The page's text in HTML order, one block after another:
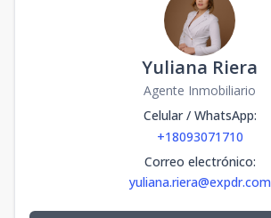
Yuliana Riera
Agente Inmobiliario
Celular / WhatsApp:
+18093071710
Correo electrónico:
yuliana.riera@expdr.com